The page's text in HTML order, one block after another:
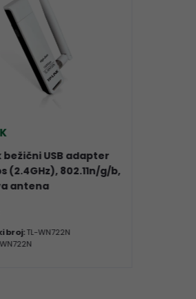
bežični USB adapter
(2.4GHz), 802.11n/g/b,
antena
broj:TL-WN722N